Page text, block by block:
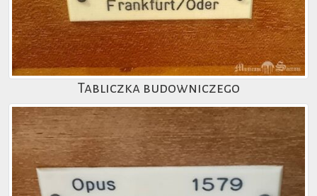
Tabliczka budowniczego